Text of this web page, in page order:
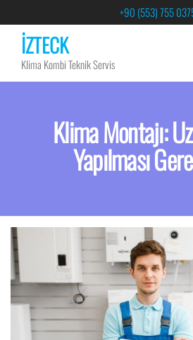
+90 (553) 755
İZTECK
Klima Kombi Teknik Servis
Klima Montajı:
Yapılması